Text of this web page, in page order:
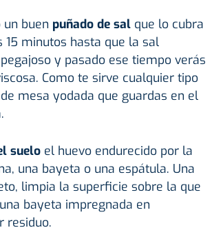
buen puñado de sal que lo cubra
minutos hasta que la sal
y pasado ese tiempo verás
Como te sirve cualquier tipo
mesa yodada que guardas en el
sueloel huevo endurecido por la
una bayeta o una espátula. Una
limpia la superficie sobre la que
bayeta impregnada en
residuo.